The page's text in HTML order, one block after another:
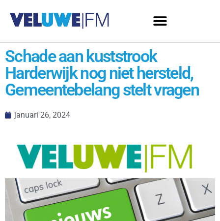
Schade aan kuststrook
Harderwijk nog niet hersteld,
Gemeentebelang stelt vragen
januari 26, 2024